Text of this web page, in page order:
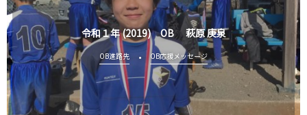
令和１年 (2019) OB 萩原 庚泉
OB進路先 OB応援メッセージ